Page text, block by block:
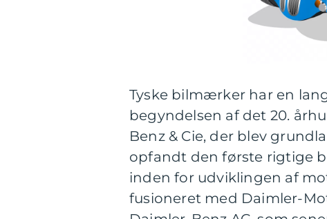
Tyske bilmærker har en
begyndelsen af det 20.
Benz & Cie, der blev
opfandt den første rigtige
inden for udviklingen af
fusioneret med Daimler-